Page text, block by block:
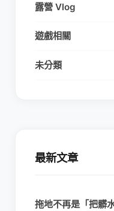
露營 Vlog
遊戲相關
未分類
最新文章
拖地不再是「把髒